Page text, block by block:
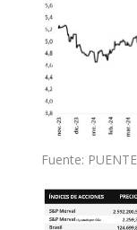
Fuente: